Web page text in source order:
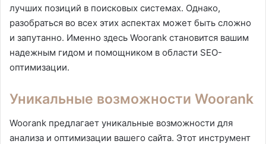
лучших позиций в поисковых системах. Однако,
разобраться во всех этих аспектах может быть сложно
и запутанно. Именно здесь Woorank становится вашим
надежным гидом и помощником в области SEO-
оптимизации.
Уникальные возможности Woorank
Woorank предлагает уникальные возможности для
анализа и оптимизации вашего сайта. Этот инструмент